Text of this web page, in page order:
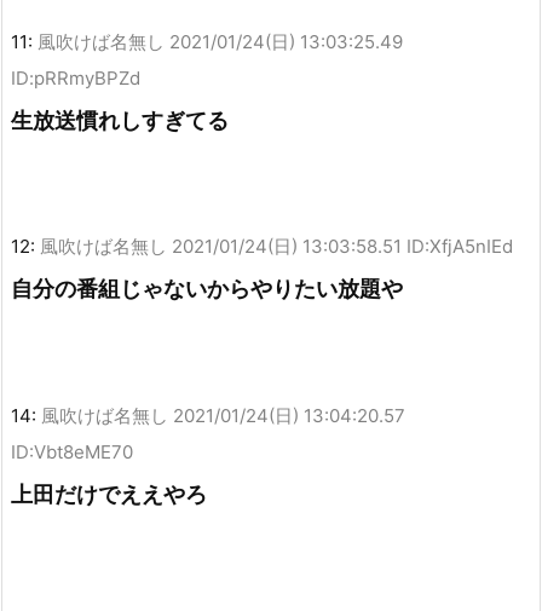
11: 風吹けば名無し 2021/01/24(日) 13:03:25.49
ID:pRRmyBPZd
生放送慣れしすぎてる
12: 風吹けば名無し 2021/01/24(日) 13:03:58.51 ID:XfjA5nIEd
自分の番組じゃないからやりたい放題や
14: 風吹けば名無し 2021/01/24(日) 13:04:20.57
ID:Vbt8eME70
上田だけでええやろ